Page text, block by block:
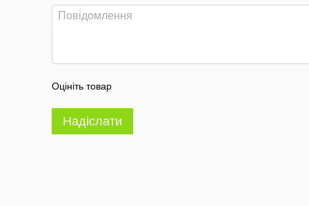
Оцініть товар
Надіслати